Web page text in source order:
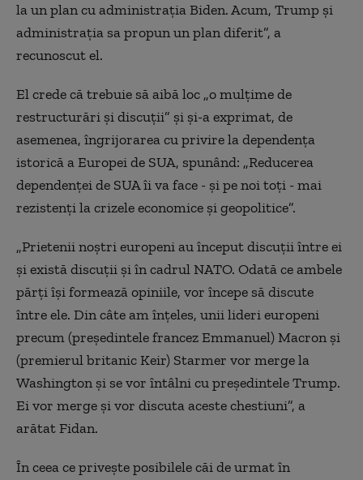
la un plan cu administraţia Biden. Acum, Trump şi
administraţia sa propun un plan diferit”, a
recunoscut el.
El crede că trebuie să aibă loc „o mulţime de
restructurări şi discuţii” şi şi-a exprimat, de
asemenea, îngrijorarea cu privire la dependenţa
istorică a Europei de SUA, spunând: „Reducerea
dependenţei de SUA îi va face - şi pe noi toţi - mai
rezistenţi la crizele economice şi geopolitice”.
„Prietenii noştri europeni au început discuţii între ei
şi există discuţii şi în cadrul NATO. Odată ce ambele
părţi îşi formează opiniile, vor începe să discute
între ele. Din câte am înţeles, unii lideri europeni
precum (preşedintele francez Emmanuel) Macron şi
(premierul britanic Keir) Starmer vor merge la
Washington şi se vor întâlni cu preşedintele Trump.
Ei vor merge şi vor discuta aceste chestiuni”, a
arătat Fidan.
În ceea ce priveşte posibilele căi de urmat în